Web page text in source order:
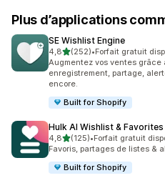
Plus d’applications
SE Wishlist Engine
4,8étoile(s) sur 5
(252)
252 avis au total
•Forfait gratuit
Augmentez vos ventes grâce
enregistrement, partage,
encore.
Built for Shopify
Hulk AI Wishlist & Favorites
4,8étoile(s) sur 5
(125)
125 avis au total
•Forfait gratuit
Favoris, partages de listes &
Built for Shopify